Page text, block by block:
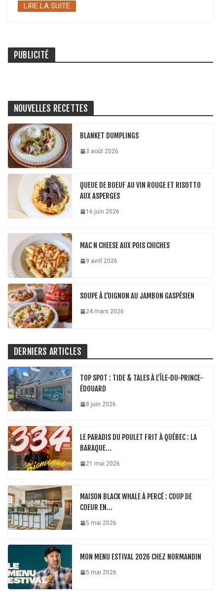
LIRE LA SUITE
PUBLICITÉ
NOUVELLES RECETTES
BLANKET DUMPLINGS
3 août 2026
QUEUE DE BOEUF AU VIN ROUGE ET RISOTTO
AUX ASPERGES
16 juin 2026
MAC N CHEESE AUX POIS CHICHES
9 avril 2026
SOUPE À L’OIGNON AU JAMBON GASPÉSIEN
24 mars 2026
DERNIERS ARTICLES
TOP SPOT : TIDE & TALES À L’ÎLE-DU-PRINCE-
ÉDOUARD
8 juin 2026
LE PARADIS DU POULET FRIT À QUÉBEC : LA
BARAQUE…
21 mai 2026
MAISON BLACK WHALE À PERCÉ : COUP DE
COEUR EN…
5 mai 2026
MON MENU ESTIVAL 2026 CHEZ NORMANDIN
5 mai 2026